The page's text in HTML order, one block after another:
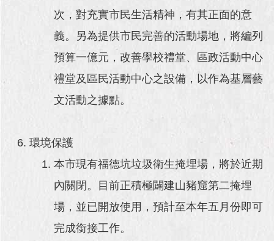
次，對充實市民生活精神，有其正面的意
義。另為提供市民完善的活動場地，將編列
預算一億元，改善學校禮堂、區政活動中心
禮堂及區民活動中心之設備，以作為基層藝
文活動之據點。
環境保護
本市現有福德坑垃圾衛生掩埋場，將於近期
內關閉。目前正積極闢建山豬窟第二掩埋
場，並已開放使用，預計至本年五月份即可
完成銜接工作。